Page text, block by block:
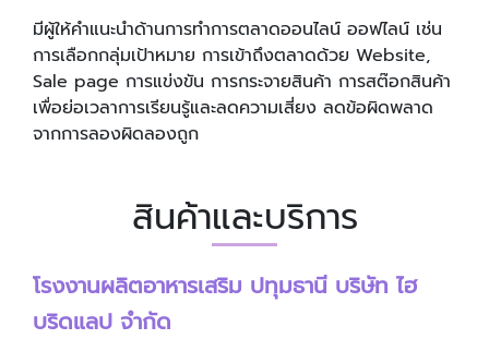
มีผู้ให้คำแนะนำด้านการทำการตลาดออนไลน์ ออฟไลน์ เช่น
การเลือกกลุ่มเป้าหมาย การเข้าถึงตลาดด้วย Website,
Sale page การแข่งขัน การกระจายสินค้า การสต๊อกสินค้า
เพื่อย่อเวลาการเรียนรู้และลดความเสี่ยง ลดข้อผิดพลาด
จากการลองผิดลองถูก
สินค้าและบริการ
โรงงานผลิตอาหารเสริม ปทุมธานี บริษัท ไฮ
บริดแลป จำกัด